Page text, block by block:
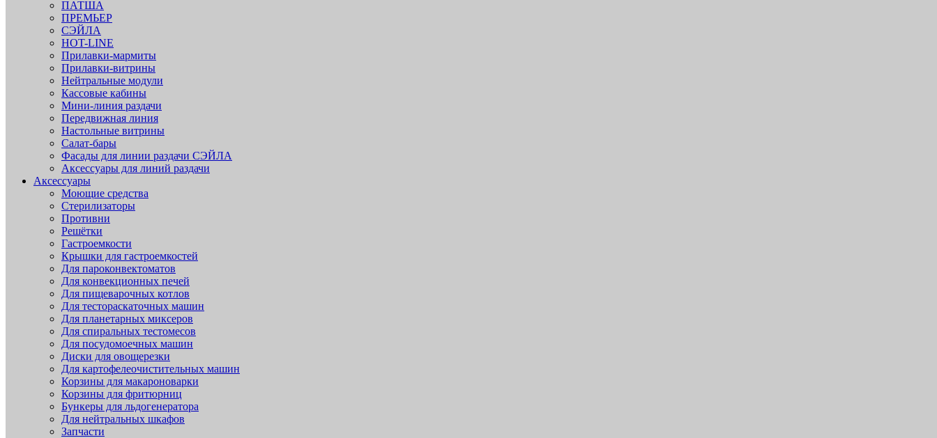
ПАТША
ПРЕМЬЕР
СЭЙЛА
HOT-LINE
Прилавки-мармиты
Прилавки-витрины
Нейтральные модули
Кассовые кабины
Мини-линия раздачи
Передвижная линия
Настольные витрины
Салат-бары
Фасады для линии раздачи СЭЙЛА
Аксессуары для линий раздачи
Аксессуары
Моющие средства
Стерилизаторы
Противни
Решётки
Гастроемкости
Крышки для гастроемкостей
Для пароконвектоматов
Для конвекционных печей
Для пищеварочных котлов
Для тестораскаточных машин
Для планетарных миксеров
Для спиральных тестомесов
Для посудомоечных машин
Диски для овощерезки
Для картофелеочистительных машин
Корзины для макароноварки
Корзины для фритюрниц
Бункеры для льдогенератора
Для нейтральных шкафов
Запчасти